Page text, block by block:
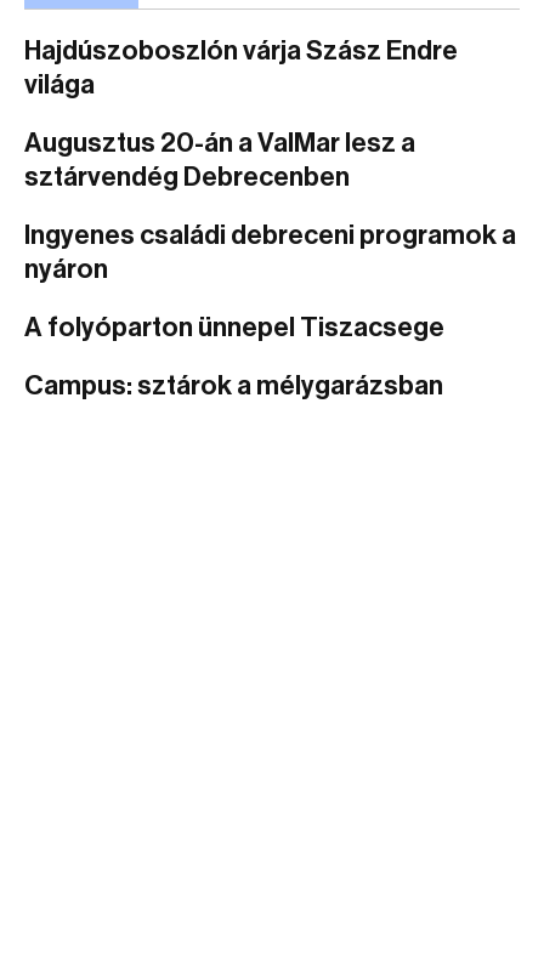
Hajdúszoboszlón várja Szász Endre
világa
Augusztus 20-án a ValMar lesz a
sztárvendég Debrecenben
Ingyenes családi debreceni programok a
nyáron
A folyóparton ünnepel Tiszacsege
Campus: sztárok a mélygarázsban